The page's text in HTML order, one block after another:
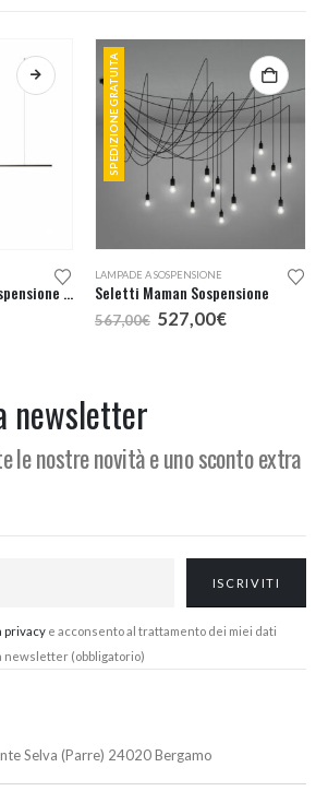
Redo Group Giotto sospensione LED 143
SPEDIZIONE GRATUITA
LAMPADE A SOSPENSIONE
Seletti Maman Sospensione
567,00€ Il
prezzo
527,00€Il
newsletter
le nostre novità e uno sconto extra
privacy e acconsento al trattamento dei miei dati
newsletter (obbligatorio)
Selva (Parre) 24020 Bergamo